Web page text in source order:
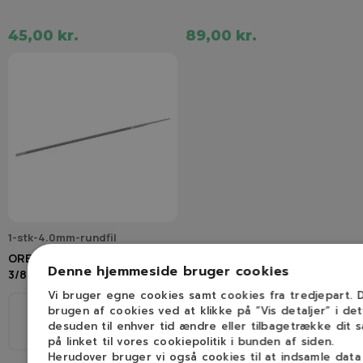
45,00 kr. 89,00 kr.
1-stk-4.0mm-rundfil
OREGON Rundfil (4,0 mm
3/8H" & 1/4")
1/4", 3/8H
Ø
Denne hjemmeside bruger cookies
Vi bruger egne cookies samt cookies fra tredjepart.
brugen af cookies ved at klikke på ”Vis detaljer” i
desuden til enhver tid ændre eller tilbagetrække dit
på linket til vores cookiepolitik i bunden af siden.
Herudover bruger vi også cookies til at indsamle